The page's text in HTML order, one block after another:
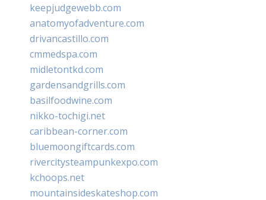
keepjudgewebb.com
anatomyofadventure.com
drivancastillo.com
cmmedspa.com
midletontkd.com
gardensandgrills.com
basilfoodwine.com
nikko-tochigi.net
caribbean-corner.com
bluemoongiftcards.com
rivercitysteampunkexpo.com
kchoops.net
mountainsideskateshop.com